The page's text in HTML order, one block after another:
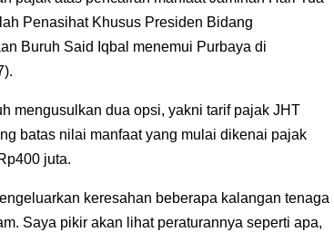
Penasihat Khusus Presiden Bidang
Buruh Said Iqbal menemui Purbaya di
mengusulkan dua opsi, yakni tarif pajak JHT
batas nilai manfaat yang mulai dikenai pajak
juta.
keresahan beberapa kalangan tenaga
Saya pikir akan lihat peraturannya seperti apa,